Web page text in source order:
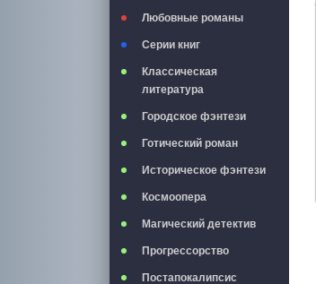
Любовные романы
Серии книг
Классическая
литература
Городское фэнтези
Готический роман
Историческое фэнтези
Космоопера
Магический детектив
Прогрессорство
Постапокалипсис